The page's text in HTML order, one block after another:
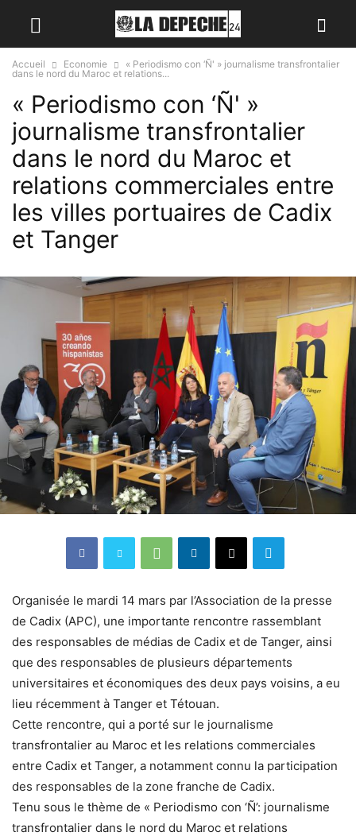
Accueil Economie
« Periodismo con ‘Ñ' » journalisme transfrontalier
dans le nord du Maroc et relations...
« Periodismo con ‘Ñ' »
journalisme transfrontalier
dans le nord du Maroc et
relations commerciales entre
les villes portuaires de Cadix
et Tanger
Organisée le mardi 14 mars par l’Association de la presse
de Cadix (APC), une importante rencontre rassemblant
des responsables de médias de Cadix et de Tanger, ainsi
que des responsables de plusieurs départements
universitaires et économiques des deux pays voisins, a eu
lieu récemment à Tanger et Tétouan.
Cette rencontre, qui a porté sur le journalisme
transfrontalier au Maroc et les relations commerciales
entre Cadix et Tanger, a notamment connu la participation
des responsables de la zone franche de Cadix.
Tenu sous le thème de « Periodismo con ‘Ñ’: journalisme
transfrontalier dans le nord du Maroc et relations